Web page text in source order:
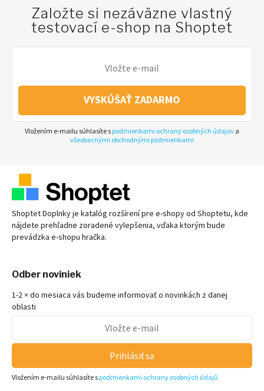
Založte si nezáväzne vlastný
testovací e-shop na Shoptet
VYSKÚŠAŤ ZADARMO
Vložením e-mailu súhlasíte s podmienkami ochrany osobných údajov a
všeobecnými obchodnými podmienkami
Shoptet Doplnky je katalóg rozšírení pre e-shopyod Shoptetu, kde
nájdete prehľadne zoradené vylepšenia, vďaka ktorým bude
prevádzka e-shopu hračka.
Odber noviniek
1-2 × do mesiaca vás budeme informovať o novinkách z danej
oblasti
Prihlásiť sa
Vložením e-mailu súhlasíte s podmienkami ochrany osobných údajů